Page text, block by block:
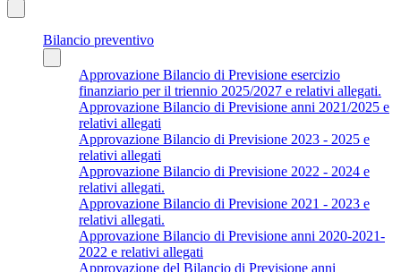
Bilancio preventivo
Approvazione Bilancio di Previsione esercizio
finanziario per il triennio 2025/2027 e relativi allegati.
Approvazione Bilancio di Previsione anni 2021/2025 e
relativi allegati
Approvazione Bilancio di Previsione 2023 - 2025 e
relativi allegati
Approvazione Bilancio di Previsione 2022 - 2024 e
relativi allegati.
Approvazione Bilancio di Previsione 2021 - 2023 e
relativi allegati.
Approvazione Bilancio di Previsione anni 2020-2021-
2022 e relativi allegati
Approvazione del Bilancio di Previsione anni